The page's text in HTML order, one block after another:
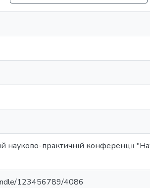
науково-практичній конференції
123456789/4086